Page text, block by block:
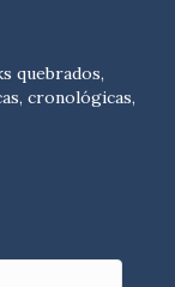
quebrados,
cronológicas,